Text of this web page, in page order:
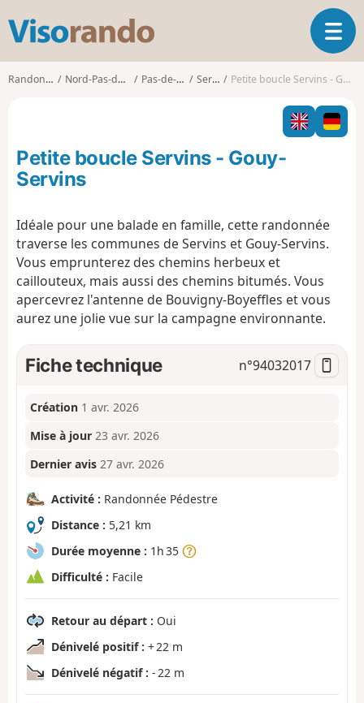
s
o
o
O
u
v
i
r
l
Randonnées Nord-Pas-de-Calais Pas-de-Calais Servins Petite boucle Servins - Gouy-Servins
Petite boucle Servins - Gouy-
Servins
Idéale pour une balade en famille, cette randonnée
traverse les communes de Servins et Gouy-Servins.
Vous emprunterez des chemins herbeux et
caillouteux, mais aussi des chemins bitumés. Vous
apercevrez l'antenne de Bouvigny-Boyeffles et vous
aurez une jolie vue sur la campagne environnante.
Fiche technique n°94032017
Création 1 avr. 2026
Mise à jour 23 avr. 2026
Dernier avis 27 avr. 2026
Activité : Randonnée Pédestre
Distance : 5,21 km
Durée moyenne : 1h 35
Difficulté : Facile
Retour au départ : Oui
Dénivelé positif : + 22 m
Dénivelé négatif : - 22 m